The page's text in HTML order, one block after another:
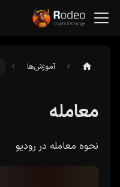
آموزش‌ها
معامله
نحوه معامله در رودیو